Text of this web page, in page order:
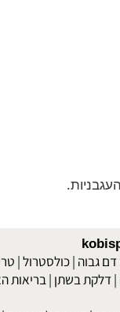
גבוה|כולסטרול |
דלקת בשתן בריאות